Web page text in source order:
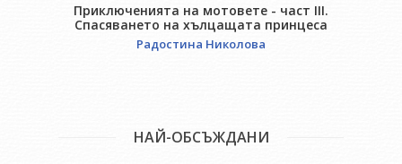
Приключенията на мотовете - част III.
Спасяването на хълцащата принцеса
Радостина Николова
НАЙ-ОБСЪЖДАНИ